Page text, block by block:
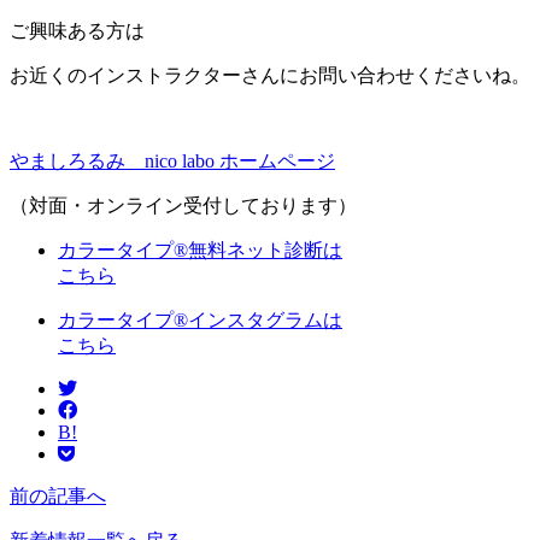
ご興味ある方は
お近くのインストラクターさんにお問い合わせくださいね。
やましろるみ nico labo ホームページ
（対面・オンライン受付しております）
カラータイプ®無料ネット診断は
こちら
カラータイプ®インスタグラムは
こちら
B!
前の記事へ